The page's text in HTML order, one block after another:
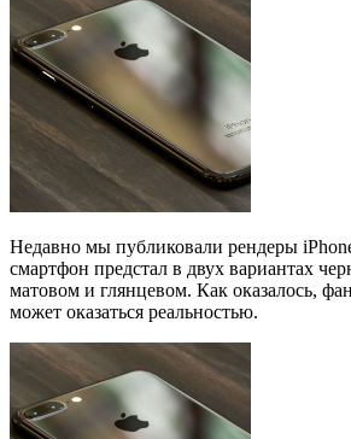
Недавно мы публиковали рендеры
смартфон предстал в двух вариантах
матовом и глянцевом. Как оказалось,
может оказаться реальностью.